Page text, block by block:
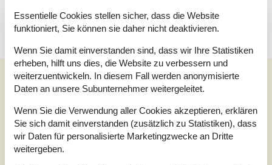
Unsere Gästebewertungen
Unsere GästebewertungenExterne Bewertungen
2,0 Bezogen auf
Essentielle Cookies stellen sicher, dass die Website
funktioniert, Sie können sie daher nicht deaktivieren.
Wenn Sie damit einverstanden sind, dass wir Ihre Statistiken
erheben, hilft uns dies, die Website zu verbessern und
weiterzuentwickeln. In diesem Fall werden anonymisierte
Daten an unsere Subunternehmer weitergeleitet.
Wenn Sie die Verwendung aller Cookies akzeptieren, erklären
Sie sich damit einverstanden (zusätzlich zu Statistiken), dass
wir Daten für personalisierte Marketingzwecke an Dritte
weitergeben.